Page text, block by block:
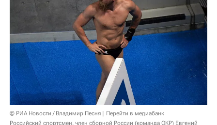
© РИА Новости / Владимир Песня
Перейти в медиабанк
Российский спортсмен, член сборной России (команда ОКР) Евгений
Кузнецов во время соревнований по прыжкам в воду с трамплина 3
метра среди мужчин на XXXII летних Олимпийских играх.
Балалайка без медведя
После казуса с музыкой в квалификации
произвольной программы российские
синхронисткиСветлана РомашинаиСветлана
Колесниченковыиграли и предварительные